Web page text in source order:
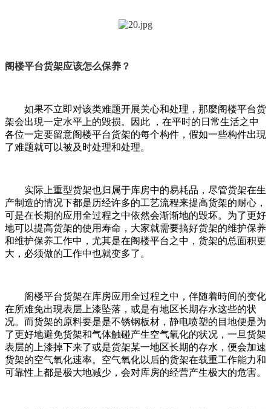
阁楼平台货架应该怎么保养？
如果不立即对该类难题开展关心和处理，那麼阁楼平台货
架会出現一定水平上的毁损。因此 ，在平时的日常生活之中
各位一定要留意阁楼平台货架的每个构件，假如一些构件出現
了难题就可以被及时处理和处理。
实际上重型货架也归属于库房中的易耗品，尽管货架在生
产制造的情况下都是历经许多的工艺流程来提高货架的耐心，
可是在长期的应用全过程之中依然会渐渐地的毁坏。为了更好
地可以提高货架的使用寿命，大家就需要搞好货架的维护保养
和维护保养工作中，尤其是在阁楼平台之中，货架的总面积更
大，必须做的工作中也就变多了。
阁楼平台货架在库房应用全过程之中，伴随着時间的变化
在所难免出現表层上漆坠落，或是有地区长期存水这些的状
况。而货架的原料要是是不锈钢板材，静电喷塑的目地便是为
了更好地避免货架和气体触碰产生空气氧化的状况，一旦货架
表层的上漆掉下来了或是货架某一地区长期的存水，便会加速
货架的空气氧化速率。空气氧化以后的货架在载重工作能力和
可靠性上都是极大地减少，会对库房的经营产生极大的危害。